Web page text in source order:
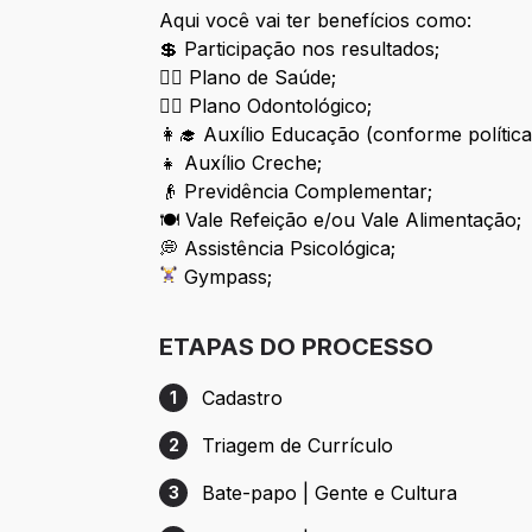
Aqui você vai ter benefícios como:
💲 Participação nos resultados;
👨‍⚕️ Plano de Saúde;
👩‍⚕️ Plano Odontológico;
👩‍🎓 Auxílio Educação (conforme
👧 Auxílio Creche;
👴 Previdência Complementar;
🍽 Vale Refeição e/ou Vale Alimentação;
💭 Assistência Psicológica;
Gympass;
ETAPAS DO PROCESSO
Etapa 1: Cadastro
1 Cadastro
Etapa 2: Triagem de Currículo
2 Triagem de Currículo
Etapa 3: Bate-papo | Gente e Cultura
3 Bate-papo | Gente e Cultura